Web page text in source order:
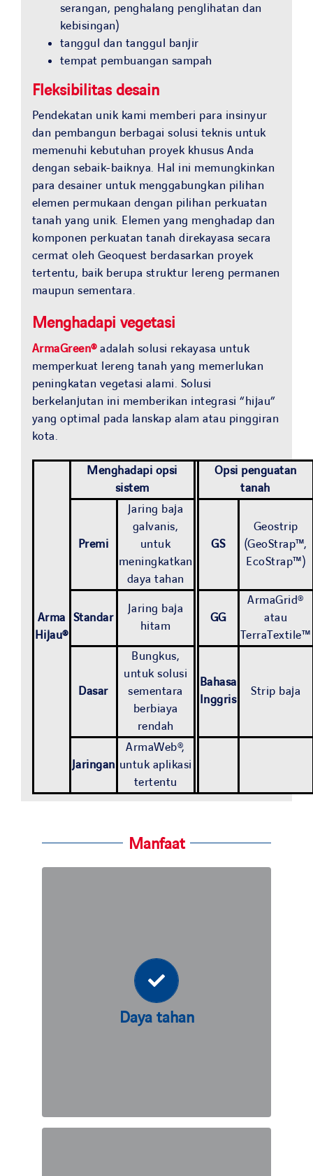
serangan, penghalang penglihatan dan
kebisingan)
tanggul dan tanggul banjir
tempat pembuangan sampah
Fleksibilitas desain
Pendekatan unik kami memberi para insinyur
dan pembangun berbagai solusi teknis untuk
memenuhi kebutuhan proyek khusus Anda
dengan sebaik-baiknya. Hal ini memungkinkan
para desainer untuk menggabungkan pilihan
elemen permukaan dengan pilihan perkuatan
tanah yang unik. Elemen yang menghadap dan
komponen perkuatan tanah direkayasa secara
cermat oleh Geoquest berdasarkan proyek
tertentu, baik berupa struktur lereng permanen
maupun sementara.
Menghadapi vegetasi
ArmaGreen®adalah solusi rekayasa untuk
memperkuat lereng tanah yang memerlukan
peningkatan vegetasi alami. Solusi
berkelanjutan ini memberikan integrasi “hijau”
yang optimal pada lanskap alam atau pinggiran
kota.
Arma
Hijau®
Menghadapi opsi
sistem
Opsi penguatan
tanah
Premi
Jaring baja
galvanis,
untuk
meningkatkan
daya tahan
GS
Geostrip
(GeoStrap™,
EcoStrap™)
Standar
Jaring baja
hitam
GG
ArmaGrid®
atau
TerraTextile™
Dasar
Bungkus,
untuk solusi
sementara
berbiaya
rendah
Bahasa
Inggris
Strip baja
Jaringan
ArmaWeb®,
untuk aplikasi
tertentu
Manfaat
Daya tahan
Teknisi kami akan bekerja sama
dengan Anda untuk merancang solusi
dengan ArmaGreen® yang akan
memenuhi harapan ketahanan dan
persyaratan masa pakai Anda.